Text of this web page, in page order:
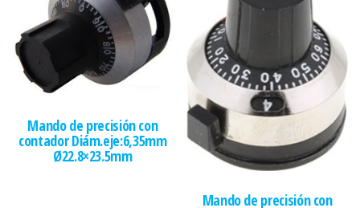
Mando de precisión con
contador Diám.eje:6,35mm
Ø22.8×23.5mm
Mando de precisión con